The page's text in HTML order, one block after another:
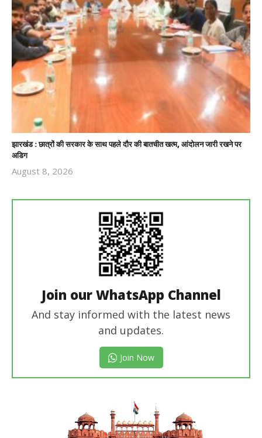
झारखंड : छात्रों की सरकार के साथ पहले दौर की बातचीत खत्म, आंदोलन जारी रखने पर
अडिग
August 8, 2026
Join our WhatsApp Channel
And stay informed with the latest news
and updates.
Join Now